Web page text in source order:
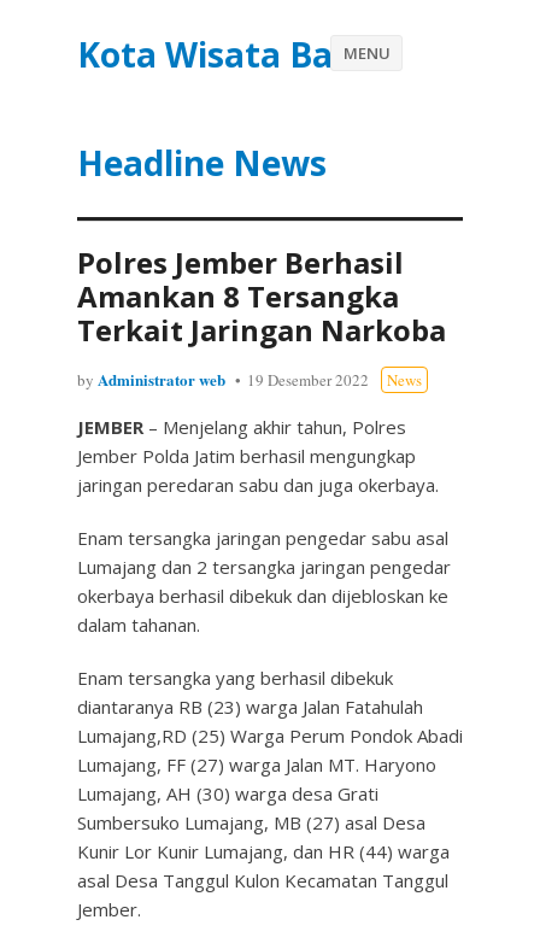
Kota Wisata Batu
Headline News
MENU
Polres Jember Berhasil
Amankan 8 Tersangka
Terkait Jaringan Narkoba
by Administrator web 19 Desember 2022 News
JEMBER – Menjelang akhir tahun, Polres
Jember Polda Jatim berhasil mengungkap
jaringan peredaran sabu dan juga okerbaya.
Enam tersangka jaringan pengedar sabu asal
Lumajang dan 2 tersangka jaringan pengedar
okerbaya berhasil dibekuk dan dijebloskan ke
dalam tahanan.
Enam tersangka yang berhasil dibekuk
diantaranya RB (23) warga Jalan Fatahulah
Lumajang,RD (25) Warga Perum Pondok Abadi
Lumajang, FF (27) warga Jalan MT. Haryono
Lumajang, AH (30) warga desa Grati
Sumbersuko Lumajang, MB (27) asal Desa
Kunir Lor Kunir Lumajang, dan HR (44) warga
asal Desa Tanggul Kulon Kecamatan Tanggul
Jember.